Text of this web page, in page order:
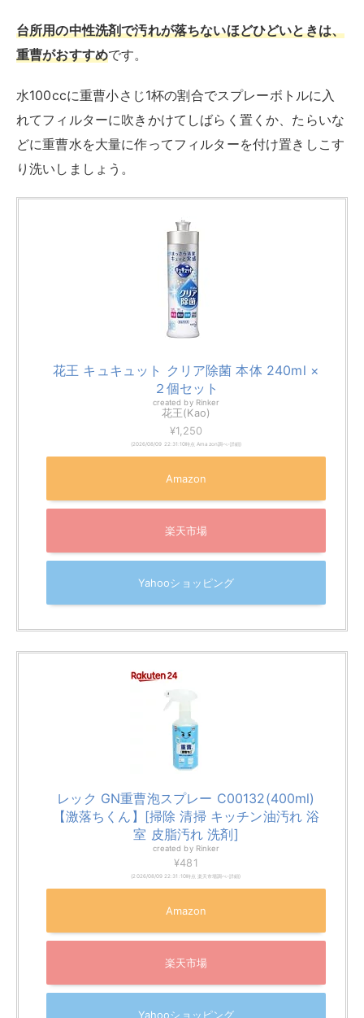
レック GN重曹泡スプレー C00132(400ml)
室 皮脂汚れ 洗剤]
created byRinker
¥481
楽天市場
Yahooショッピング
フィルターにカビが生えているときも、水洗いだけでは
落としきれないので薬剤を使いましょう。
基本的な手順は水洗いと同じです。
エアコンの電源プラグは必ず抜く
前面のカバーを開ける
フィルターに付着しているホコリがひどいときは掃
フィルターを丁寧に外す
外したフィルターを床に置き、掃除機でホコリを吸
い取る
フィルターに洗剤をかけ、しばらく付け置きする
こすり洗いし、シャワーで十分にすすぐ
フィルターを十分に乾かす
おすすめは 台所用の中性洗剤 です。水に溶かして薄め、
フィルターを付け置きしてから古歯ブラシなどでこすり
洗ったら十分に乾かしましょう。
エアコン内部のクリーニングは業者に